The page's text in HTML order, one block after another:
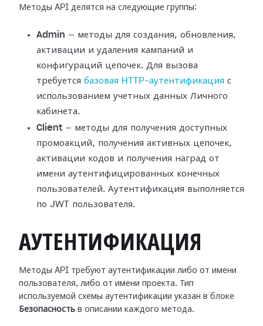
Методы API делятся на следующие группы:
Admin — методы для создания, обновления,
активации и удаления кампаний и
конфигураций цепочек. Для вызова
требуется базовая HTTP-аутентификация с
использованием учетных данных Личного
кабинета.
Client — методы для получения доступных
промоакций, получения активных цепочек,
активации кодов и получения наград от
имени аутентифицированных конечных
пользователей. Аутентификация выполняется
по JWT пользователя.
АУТЕНТИФИКАЦИЯ
Методы API требуют аутентификации либо от имени
пользователя, либо от имени проекта. Тип
используемой схемы аутентификации указан в блоке
Безопасность в описании каждого метода.